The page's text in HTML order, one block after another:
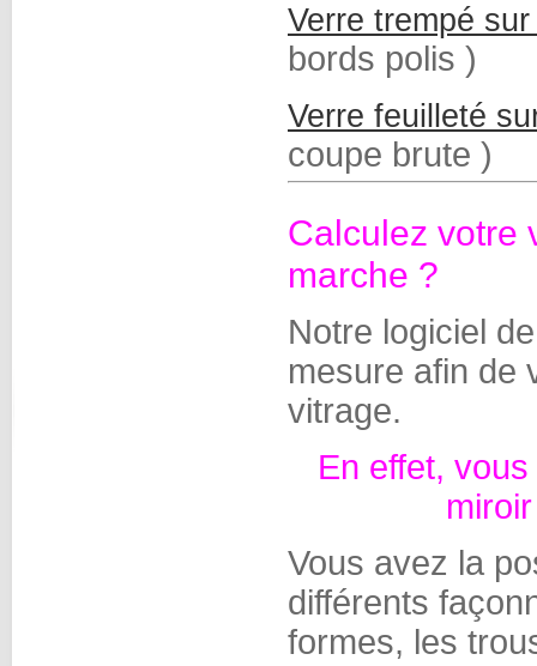
Verre trempé
bords polis )
Verre feuilleté
coupe brute )
Calculez votre
marche ?
Notre logiciel
mesure afin de
vitrage.
En effet,
Vous avez la
différents
formes, les